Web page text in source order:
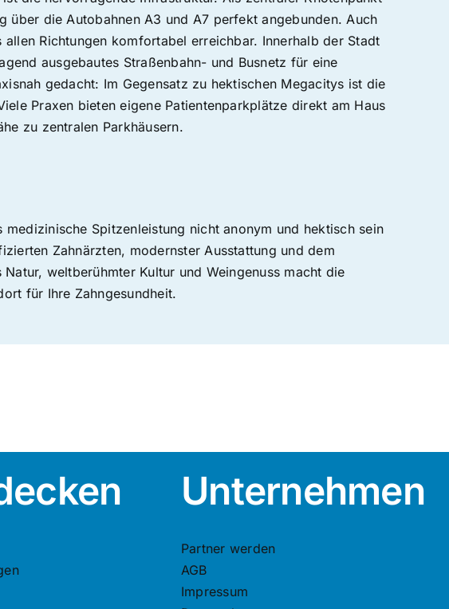
über die Autobahnen A3 und A7 perfekt angebunden. Auch
Richtungen komfortabel erreichbar. Innerhalb der Stadt
ausgebautes Straßenbahn- und Busnetz für eine
gedacht: Im Gegensatz zu hektischen Megacitys ist die
Praxen bieten eigene Patientenparkplätze direkt am Haus
zu zentralen Parkhäusern.
Spitzenleistung nicht anonym und hektisch sein
Zahnärzten, modernster Ausstattung und dem
weltberühmter Kultur und Weingenuss macht die
für Ihre Zahngesundheit.
Unternehmen
Partner werden
AGB
Impressum